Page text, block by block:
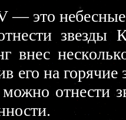
небесные
внес
его на
можно отнести